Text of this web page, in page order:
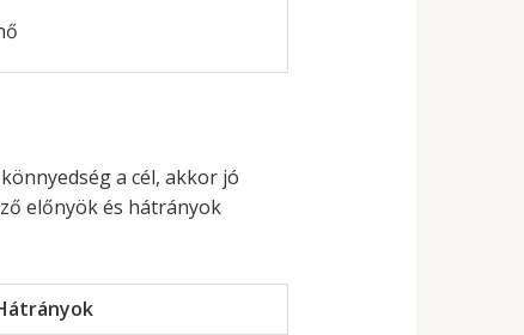
a cél, akkor jó
előnyök és hátrányok